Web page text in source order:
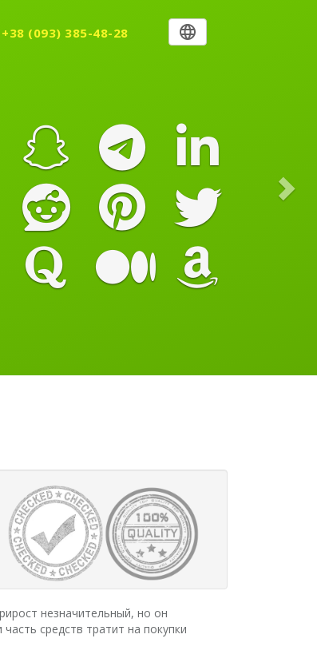
+38 (093) 385-48-28
незначительный, но он
средств тратит на покупки